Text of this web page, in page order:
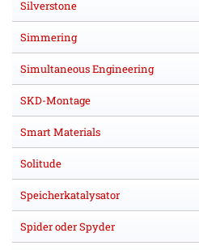
Silverstone
Simmering
Simultaneous Engineering
SKD-Montage
Smart Materials
Solitude
Speicherkatalysator
Spider oder Spyder